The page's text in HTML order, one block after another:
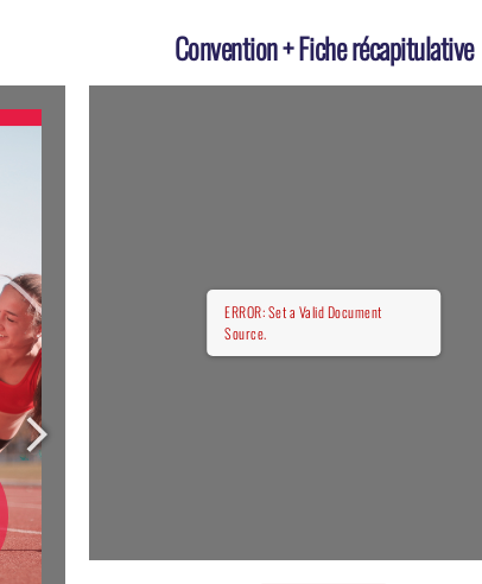
Convention + Fiche récapitulative
ERROR: Set a Valid Document
Source.